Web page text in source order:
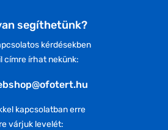
segíthetünk?
kérdésekben
címre írhat nekünk:
kapcsolatban erre
várjuk levelét: